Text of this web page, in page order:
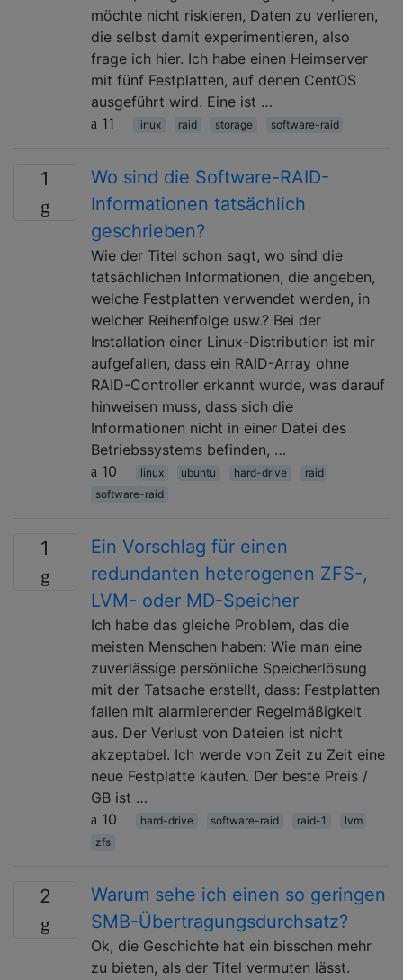
möchte nicht riskieren, Daten zu verlieren,
die selbst damit experimentieren, also
frage ich hier. Ich habe einen Heimserver
mit fünf Festplatten, auf denen CentOS
ausgeführt wird. Eine ist …
11
linux raid storage software-raid
1
Wo sind die Software-RAID-
Informationen tatsächlich
geschrieben?
Wie der Titel schon sagt, wo sind die
tatsächlichen Informationen, die angeben,
welche Festplatten verwendet werden, in
welcher Reihenfolge usw.? Bei der
Installation einer Linux-Distribution ist mir
aufgefallen, dass ein RAID-Array ohne
RAID-Controller erkannt wurde, was darauf
hinweisen muss, dass sich die
Informationen nicht in einer Datei des
Betriebssystems befinden, …
10
linux ubuntu hard-drive
raid
software-raid
1
Ein Vorschlag für einen
redundanten heterogenen ZFS-,
LVM- oder MD-Speicher
Ich habe das gleiche Problem, das die
meisten Menschen haben: Wie man eine
zuverlässige persönliche Speicherlösung
mit der Tatsache erstellt, dass: Festplatten
fallen mit alarmierender Regelmäßigkeit
aus. Der Verlust von Dateien ist nicht
akzeptabel. Ich werde von Zeit zu Zeit eine
neue Festplatte kaufen. Der beste Preis /
GB ist …
10
hard-drive software-raid raid-1
lvm
zfs
2
Warum sehe ich einen so geringen
SMB-Übertragungsdurchsatz?
Ok, die Geschichte hat ein bisschen mehr
zu bieten, als der Titel vermuten lässt.